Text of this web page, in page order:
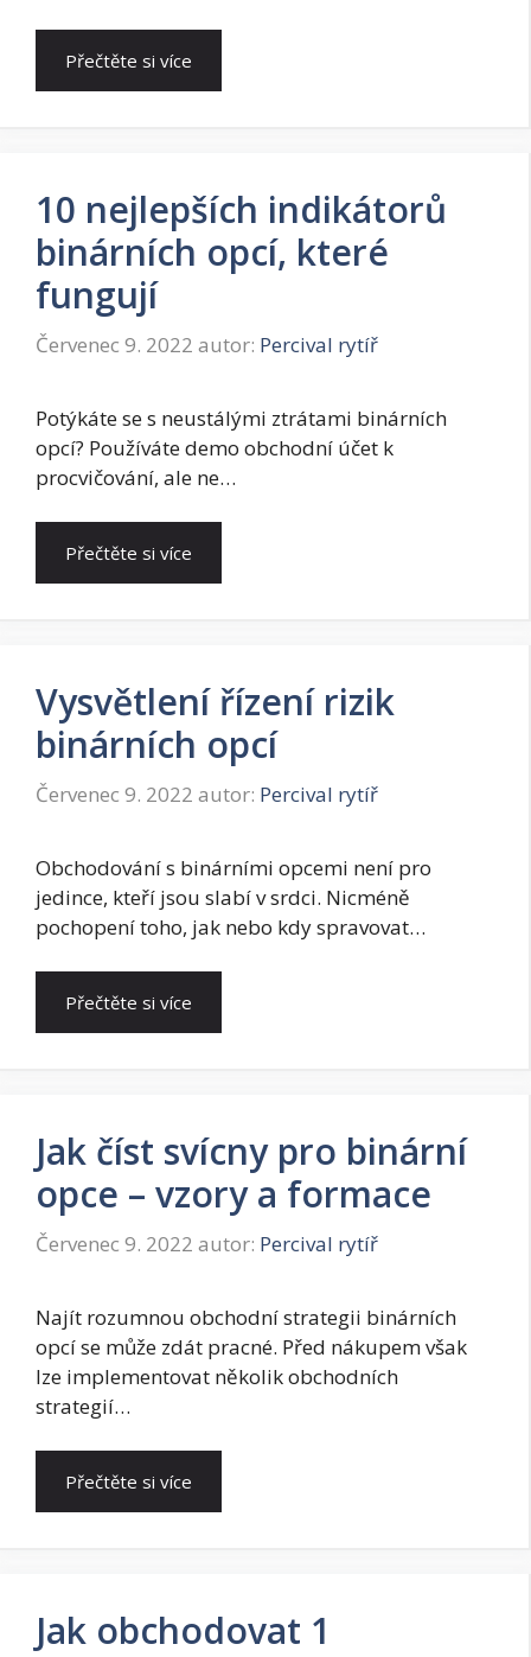
Přečtěte si více
10 nejlepších indikátorů
binárních opcí, které
fungují
Červenec 9. 2022 autor: Percival rytíř
Potýkáte se s neustálými ztrátami binárních
opcí? Používáte demo obchodní účet k
procvičování, ale ne…
Přečtěte si více
Vysvětlení řízení rizik
binárních opcí
Červenec 9. 2022 autor: Percival rytíř
Obchodování s binárními opcemi není pro
jedince, kteří jsou slabí v srdci. Nicméně
pochopení toho, jak nebo kdy spravovat…
Přečtěte si více
Jak číst svícny pro binární
opce – vzory a formace
Červenec 9. 2022 autor: Percival rytíř
Najít rozumnou obchodní strategii binárních
opcí se může zdát pracné. Před nákupem však
lze implementovat několik obchodních
strategií…
Přečtěte si více
Jak obchodovat 1